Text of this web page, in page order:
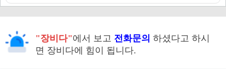
"장비다"에서 보고 전화문의 하셨다고 하시
면 장비다에 힘이 됩니다.